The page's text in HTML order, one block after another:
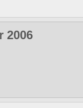
2006